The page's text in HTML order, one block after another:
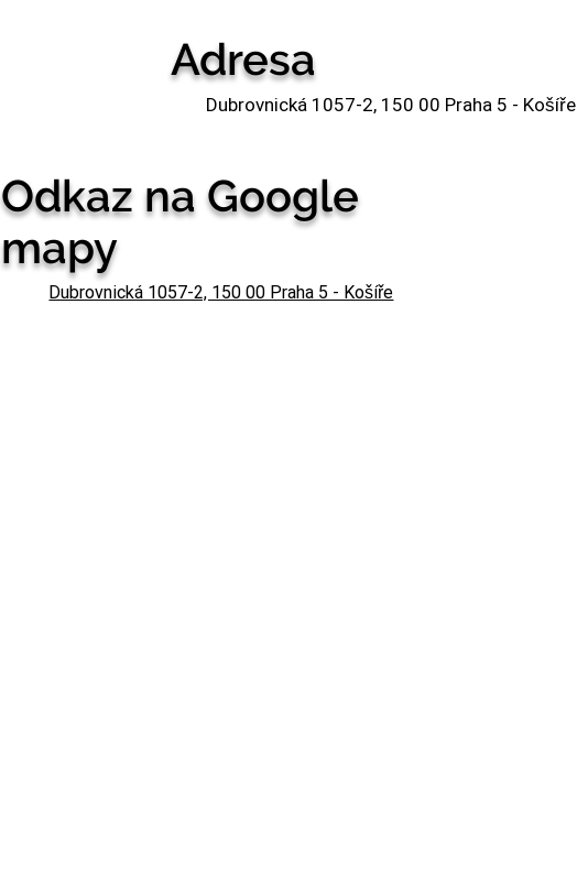
Adresa
Dubrovnická 1057-2, 150 00 Praha 5 - Košíře
Odkaz na Google
mapy
Dubrovnická 1057-2, 150 00 Praha 5 - Košíře